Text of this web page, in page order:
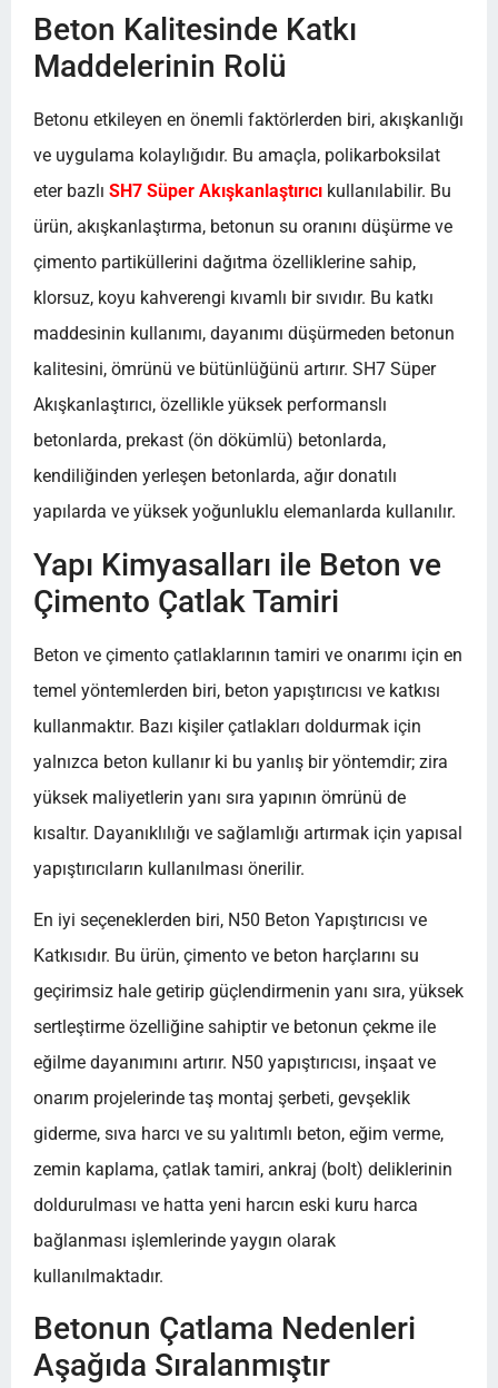
Beton Kalitesinde Katkı
Maddelerinin Rolü
Betonu etkileyen en önemli faktörlerden biri, akışkanlığı
ve uygulama kolaylığıdır. Bu amaçla, polikarboksilat
eter bazlı SH7 Süper Akışkanlaştırıcı kullanılabilir. Bu
ürün, akışkanlaştırma, betonun su oranını düşürme ve
çimento partiküllerini dağıtma özelliklerine sahip,
klorsuz, koyu kahverengi kıvamlı bir sıvıdır. Bu katkı
maddesinin kullanımı, dayanımı düşürmeden betonun
kalitesini, ömrünü ve bütünlüğünü artırır. SH7 Süper
Akışkanlaştırıcı, özellikle yüksek performanslı
betonlarda, prekast (ön dökümlü) betonlarda,
kendiliğinden yerleşen betonlarda, ağır donatılı
yapılarda ve yüksek yoğunluklu elemanlarda kullanılır.
Yapı Kimyasalları ile Beton ve
Çimento Çatlak Tamiri
Beton ve çimento çatlaklarının tamiri ve onarımı için en
temel yöntemlerden biri, beton yapıştırıcısı ve katkısı
kullanmaktır. Bazı kişiler çatlakları doldurmak için
yalnızca beton kullanır ki bu yanlış bir yöntemdir; zira
yüksek maliyetlerin yanı sıra yapının ömrünü de
kısaltır. Dayanıklılığı ve sağlamlığı artırmak için yapısal
yapıştırıcıların kullanılması önerilir.
En iyi seçeneklerden biri, N50 Beton Yapıştırıcısı ve
Katkısıdır. Bu ürün, çimento ve beton harçlarını su
geçirimsiz hale getirip güçlendirmenin yanı sıra, yüksek
sertleştirme özelliğine sahiptir ve betonun çekme ile
eğilme dayanımını artırır. N50 yapıştırıcısı, inşaat ve
onarım projelerinde taş montaj şerbeti, gevşeklik
giderme, sıva harcı ve su yalıtımlı beton, eğim verme,
zemin kaplama, çatlak tamiri, ankraj (bolt) deliklerinin
doldurulması ve hatta yeni harcın eski kuru harca
bağlanması işlemlerinde yaygın olarak
kullanılmaktadır.
Betonun Çatlama Nedenleri
Aşağıda Sıralanmıştır